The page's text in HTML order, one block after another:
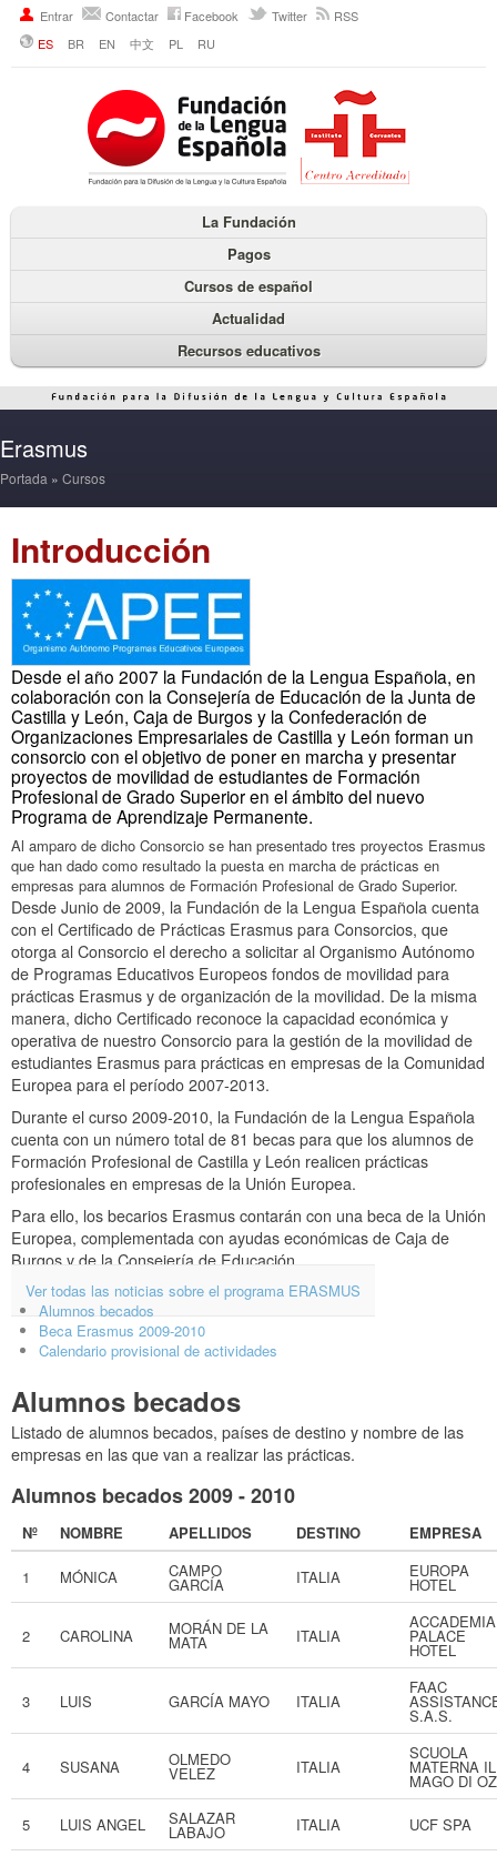
Entrar Contactar Facebook Twitter
RSS
ES
BR EN 中文 PL RU
La Fundación
Pagos
Cursos de español
Actualidad
Recursos educativos
Erasmus
Portada » Cursos
Introducción
Desde el año 2007 la Fundación de la Lengua Española, en
colaboración con la Consejería de Educación de la Junta de
Castilla y León, Caja de Burgos y la Confederación de
Organizaciones Empresariales de Castilla y León forman un
consorcio con el objetivo de poner en marcha y presentar
proyectos de movilidad de estudiantes de Formación
Profesional de Grado Superior en el ámbito del nuevo
Programa de Aprendizaje Permanente.
Al amparo de dicho Consorcio se han presentado tres proyectos Erasmus
que han dado como resultado la puesta en marcha de prácticas en
empresas para alumnos de Formación Profesional de Grado Superior.
Desde Junio de 2009, la Fundación de la Lengua Española cuenta
con el Certificado de Prácticas Erasmus para Consorcios, que
otorga al Consorcio el derecho a solicitar al Organismo Autónomo
de Programas Educativos Europeos fondos de movilidad para
prácticas Erasmus y de organización de la movilidad. De la misma
manera, dicho Certificado reconoce la capacidad económica y
operativa de nuestro Consorcio para la gestión de la movilidad de
estudiantes Erasmus para prácticas en empresas de la Comunidad
Europea para el período 2007-2013.
Durante el curso 2009-2010, la Fundación de la Lengua Española
cuenta con un número total de 81 becas para que los alumnos de
Formación Profesional de Castilla y León realicen prácticas
profesionales en empresas de la Unión Europea.
Para ello, los becarios Erasmus contarán con una beca de la Unión
Europea, complementada con ayudas económicas de Caja de
Burgos y de la Consejería de Educación.
Ver todas las noticias sobre el programa ERASMUS
Alumnos becados
Beca Erasmus 2009-2010
Calendario provisional de actividades
Alumnos becados
Listado de alumnos becados, países de destino y nombre de las
empresas en las que van a realizar las prácticas.
Alumnos becados 2009 - 2010
Nº NOMBRE APELLIDOS DESTINO EMPRESA
1 MÓNICA CAMPO
GARCÍA ITALIA EUROPA
HOTEL
2 CAROLINA MORÁN DE LA
MATA ITALIA
ACCADEMIA
PALACE
HOTEL
3 LUIS GARCÍA MAYO ITALIA
FAAC
S.A.S.
4 SUSANA OLMEDO
VELEZ ITALIA
SCUOLA
MATERNA IL
MAGO DI OZ
5 LUIS ANGEL SALAZAR
LABAJO ITALIA UCF SPA